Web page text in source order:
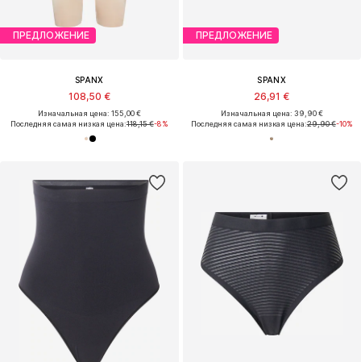
ПРЕДЛОЖЕНИЕ
SPANX
108,50 €
Изначальная цена: 155,00 €
Последняя самая низкая цена:118,15 €-8%
ПРЕДЛОЖЕНИЕ
SPANX
26,91 €
Изначальная цена: 39,90 €
Последняя самая низкая цена:29,90 €-10%